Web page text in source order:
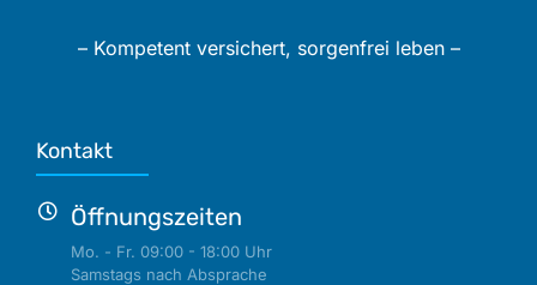
– Kompetent versichert, sorgenfrei leben –
Kontakt
Öffnungszeiten
Mo. - Fr. 09:00 - 18:00 Uhr
Samstags nach Absprache